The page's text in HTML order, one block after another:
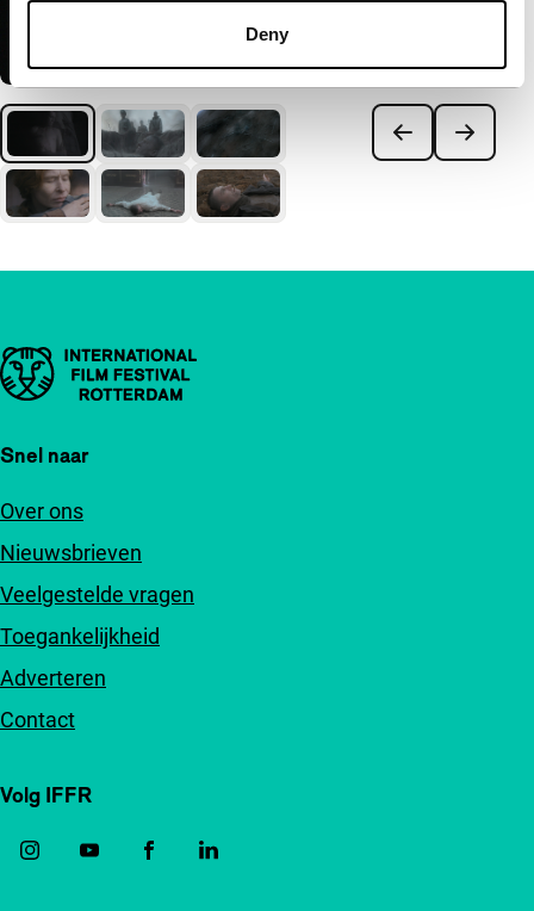
Deny
Belangrijke links
Snel naar
Over ons
Nieuwsbrieven
Veelgestelde vragen
Toegankelijkheid
Adverteren
Contact
Volg IFFR